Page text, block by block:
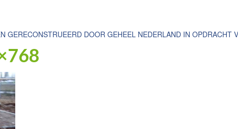
GERECONSTRUEERD DOOR GEHEEL NEDERLAND IN OPDRACHT